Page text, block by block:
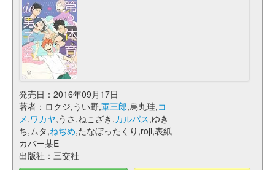
発売日：2016年09月17日
著者：ロクジ,うい野,軍三郎,烏丸珪,コ
メ,ワカヤ,うさ,ねこざき,カルパス,ゆき
ち,ムタ,ねぢめ,たなぼったくり,roji,表紙
カバー某E
出版社：三交社